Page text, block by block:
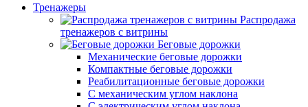
Тренажеры
Распродажа
тренажеров с витрины
Беговые дорожки
Механические беговые дорожки
Компактные беговые дорожки
Реабилитационные беговые дорожки
С механическим углом наклона